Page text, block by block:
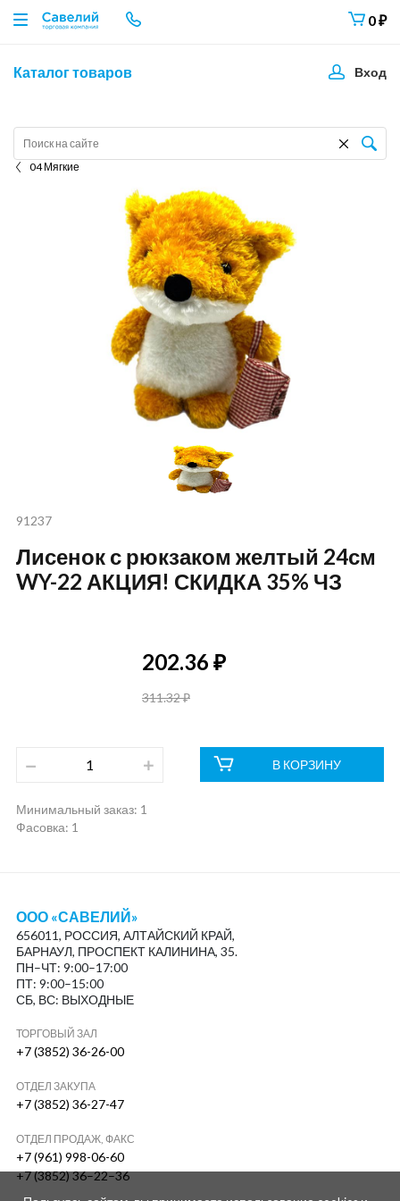
0₽
Каталог товаров Вход
04 Мягкие
91237
Лисенок с рюкзаком желтый 24см
WY-22 АКЦИЯ! СКИДКА 35% ЧЗ
202.36 ₽
311.32 ₽
В КОРЗИНУ
Минимальный заказ: 1
Фасовка: 1
ООО «САВЕЛИЙ»
656011, РОССИЯ, АЛТАЙСКИЙ КРАЙ,
БАРНАУЛ, ПРОСПЕКТ КАЛИНИНА, 35.
ПН–ЧТ: 9:00–17:00
ПТ: 9:00–15:00
СБ, ВС: ВЫХОДНЫЕ
ТОРГОВЫЙ ЗАЛ
+7 (3852) 36-26-00
ОТДЕЛ ЗАКУПА
+7 (3852) 36-27-47
ОТДЕЛ ПРОДАЖ, ФАКС
+7 (961) 998-06-60
+7 (3852) 36–22–36